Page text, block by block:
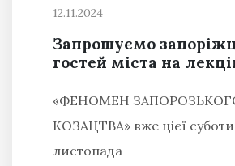
12.11.2024
Запрошуємо
гостей міста на
«ФЕНОМЕН
КОЗАЦТВА» вже цієї суботи
листопада